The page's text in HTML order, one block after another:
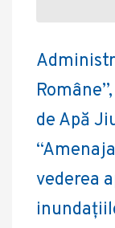
de Apă
vederea